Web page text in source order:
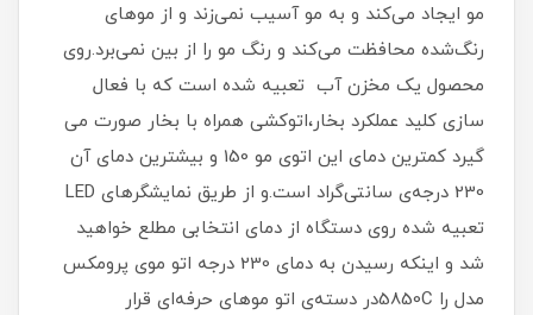
مو ایجاد می‌کند و به مو آسیب نمی‌زند و از موهای
رنگ‌شده محافظت می‌کند و رنگ مو را از بین نمی‌برد.روی
محصول یک مخزن آب تعبیه شده است که با فعال
سازی کلید عملکرد بخار،اتوکشی همراه با بخار صورت می
گیرد کمترین دمای این اتوی مو 150 و بیشترین دمای آن
230 درجه‌ی سانتی‌گراد است.و از طریق نمایشگرهای LED
تعبیه شده روی دستگاه از دمای انتخابی مطلع خواهید
شد و اینکه رسیدن به دمای 230 درجه اتو موی پرومکس
مدل را 5850Cدر دسته‌ی اتو موهای حرفه‌ای قرار